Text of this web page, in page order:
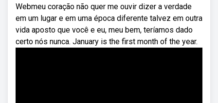
Webmeu coração não quer me ouvir dizer a verdade
em um lugar e em uma época diferente talvez em outra
vida aposto que você e eu, meu bem, teríamos dado
certo nós nunca. January is the first month of the year.